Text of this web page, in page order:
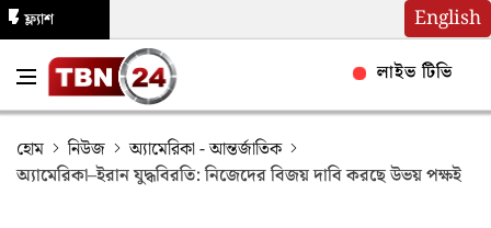
English
ফ্ল্যাশ
লাইভ টিভি
হোম নিউজ অ্যামেরিকা-আন্তর্জাতিক
অ্যামেরিকা–ইরান যুদ্ধবিরতি: নিজেদের বিজয় দাবি করছে উভয় পক্ষই